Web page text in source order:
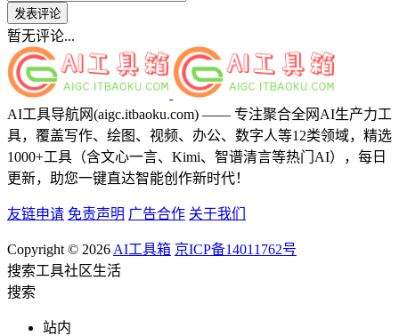
发表评论
暂无评论...
AI工具导航网(aigc.itbaoku.com) —— 专注聚合全网AI生产力工
具，覆盖写作、绘图、视频、办公、数字人等12类领域，精选
1000+工具（含文心一言、Kimi、智谱清言等热门AI），每日
更新，助您一键直达智能创作新时代！
友链申请 免责声明 广告合作 关于我们
Copyright © 2026 AI工具箱 京ICP备14011762号
搜索工具社区生活
搜索
站内